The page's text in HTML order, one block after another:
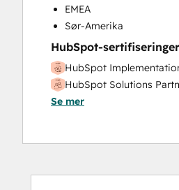
EMEA
Sør-Amerika
HubSpot-sertifiseringer
HubSpot
HubSpot Solutions
Se mer